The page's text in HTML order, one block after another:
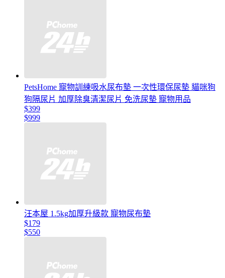
PetsHome 寵物訓練吸水尿布墊 一次性環保尿墊 貓咪狗
狗隔尿片 加厚除臭清潔尿片 免洗尿墊 寵物用品
$399
$999
汪本屋 1.5kg加厚升級款 寵物尿布墊
$179
$550